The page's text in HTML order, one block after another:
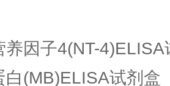
养因子4(NT-4)ELISA
白(MB)ELISA试剂盒